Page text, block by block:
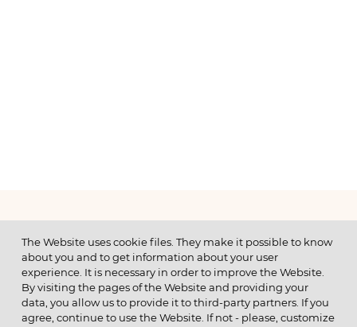
МЕНЮ
© 2026 ОАО
The Website uses cookie files. They make it possible to know
about you and to get information about your user
experience. It is necessary in order to improve the Website.
By visiting the pages of the Website and providing your
data, you allow us to provide it to third-party partners. If you
agree, continue to use the Website. If not - please, customize